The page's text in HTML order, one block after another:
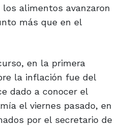
alimentos avanzaron
más que en el
en la primera
la inflación fue del
dado a conocer el
el viernes pasado, en
por el secretario de